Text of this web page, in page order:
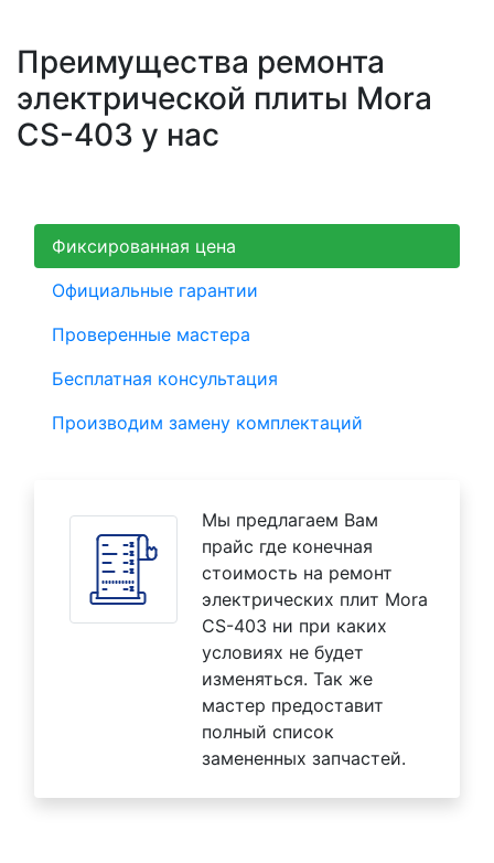
Преимущества ремонта
электрической плиты Mora
CS-403 у нас
Фиксированная цена
Официальные гарантии
Проверенные мастера
Бесплатная консультация
Производим замену комплектаций
Мы предлагаем Вам
прайс где конечная
стоимость на ремонт
электрических плит Mora
CS-403 ни при каких
условиях не будет
изменяться. Так же
мастер предоставит
полный список
замененных запчастей.